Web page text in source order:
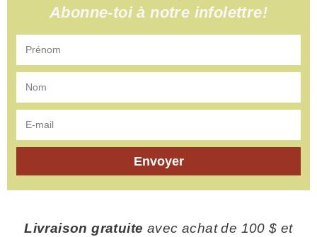
Abonne-toi à notre infolettre!
Envoyer
Livraison gratuite avec achat de 100 $ et